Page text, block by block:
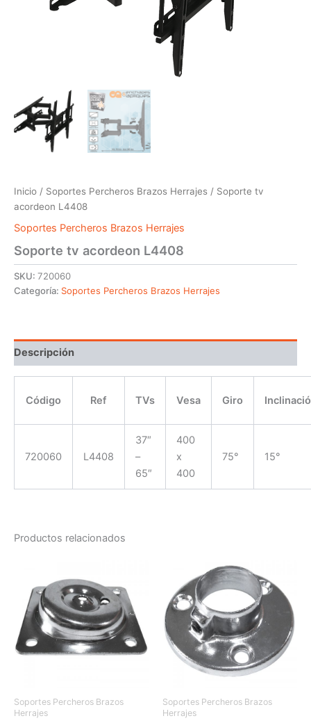
Inicio / Soportes Percheros Brazos Herrajes / Soporte tv
acordeon L4408
Soportes Percheros Brazos Herrajes
Soporte tv acordeon L4408
SKU: 720060
Categoría: Soportes Percheros Brazos Herrajes
Descripción
Código Ref TVs Vesa Giro
720060 L4408
37″
–
65″
400
x
400
75° 15°
Productos relacionados
Soportes Percheros Brazos
Herrajes
Soportes Percheros Brazos
Herrajes